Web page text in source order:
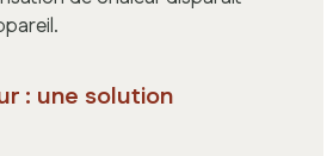
: une solution